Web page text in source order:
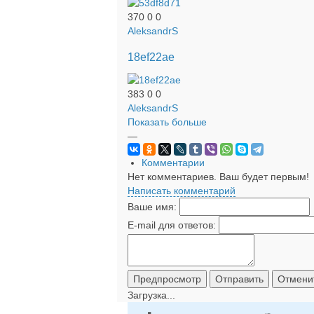
370 0 0
AleksandrS
18ef22ae
383 0 0
AleksandrS
Показать больше
—
Комментарии
Нет комментариев. Ваш будет первым!
Написать комментарий
Ваше имя:
E-mail для ответов:
Загрузка...